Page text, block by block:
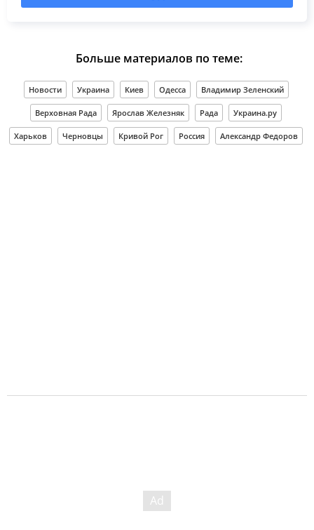
Больше материалов по теме:
Новости Украина Киев Одесса Владимир Зеленский
Верховная Рада Ярослав Железняк Рада Украина.ру
Харьков Черновцы Кривой Рог Россия Александр Федоров